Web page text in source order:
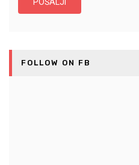
FOLLOW ON FB